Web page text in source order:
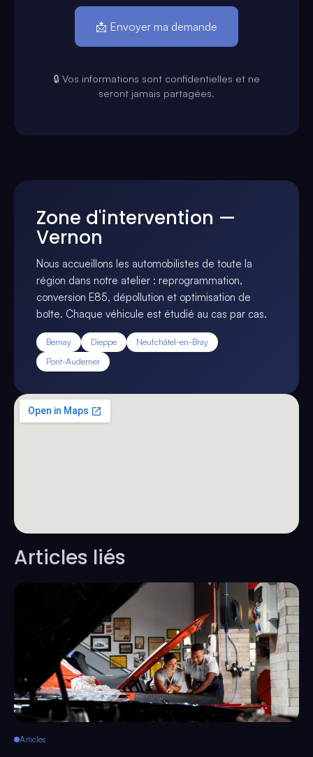
🔒 Vos informations sont confidentielles et ne
seront jamais partagées.
Zone d'intervention —
Vernon
Nous accueillons les automobilistes de toute la
région dans notre atelier : reprogrammation,
conversion E85, dépollution et optimisation de
boîte. Chaque véhicule est étudié au cas par cas.
Bernay Dieppe
Neufchâtel-en-Bray
Pont-Audemer
Articles liés
Articles